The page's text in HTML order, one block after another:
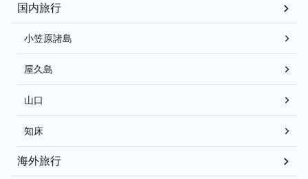
国内旅行
小笠原諸島
屋久島
山口
知床
海外旅行